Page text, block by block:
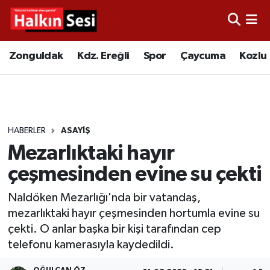
Zonguldak Kdz. Ereğli Spor Çaycuma Kozlu
HABERLER ASAYIŞ
Mezarlıktaki hayır
çeşmesinden evine su çekti
Naldöken Mezarlığı'nda bir vatandaş,
mezarlıktaki hayır çeşmesinden hortumla evine su
çekti. O anlar başka bir kişi tarafından cep
telefonu kamerasıyla kaydedildi.
Video
Çaycuma
Alaplı
Asayiş
Bartın
Merkez Hava Durumu
Süper Lig Puan Durumu ve Fikstür
Tüm Manşetler
Son Dakika Haberleri
Haber Arşivi